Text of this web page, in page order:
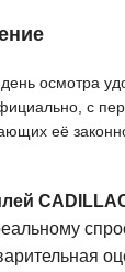
осмотра
с
её